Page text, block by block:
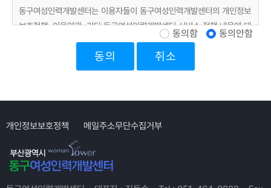
이 약관에서 사용하는 용어는 다음과 같습니다.
가. '회원'이라 함은 서비스를 제공받기 위해 센터가 인정하는 절차를 통
해 가입하여 이용자번호(ID)를 부여 받은 사람을 말합니다.
나. '이용자번호(ID)'라 함은 가입회원의 식별과 회원의 서비스 이용을
위해 고객이 선정하고 센터가 부여하는 문자와 숫자의 조합을 말합니다.
이 약관에서 사용하는 용어의 정의는 제1항에서 정하는 것을 제외하고는
관계법령 및 서비스 이용안내에서 정하는 바에 따릅니다.
제 3 조 (약관외 적용범위)
동구여성인력개발센터는 이용자들이 동구여성인력개발센터의 개인정보
보호정책, 이용약관, 기타 동구여성인력개발센터 서비스 정책 내용에 대
하여 <동의> 버튼 또는 <취소> 버튼을 클릭할 수 있는 절차를 마련하
여, <동의> 버튼을 클릭하면 개인정보 수집에 대해 동의한 것으로 봅니
개인정보의 수집목적 및 이용목적
어 있는 성명, 주민등록번호 등의 사항에 의하여 당해 개인을 식별할 수
있는 정보(당해 정보만으로는 특정 개인을 식별할 수 없더라도 다른 정
보와 용이하게 결합하여 식별할 수 있는 것을 포함)를 말합니다.
동의함 동의안함
취소
개인정보보호정책 메일주소무단수집거부